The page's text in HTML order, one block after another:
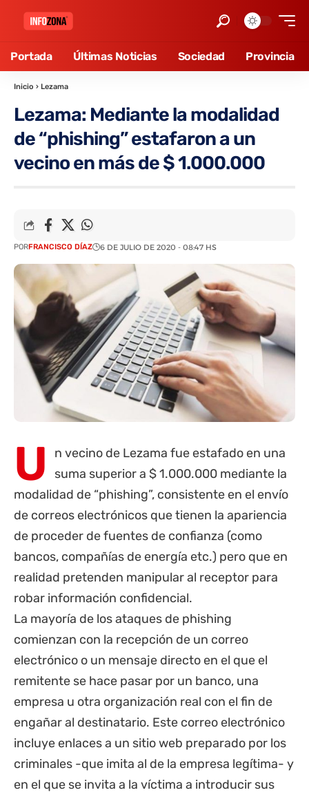
Portada Últimas Noticias Sociedad Provincia
Inicio › Lezama
Lezama: Mediante la modalidad
de “phishing” estafaron a un
vecino en más de $ 1.000.000
PORFRANCISCO DÍAZ 6 DE JULIO DE 2020 - 08:47 HS
U
n vecino de Lezama fue estafado en una
suma superior a $ 1.000.000 mediante la
modalidad de “phishing”, consistente en el envío
de correos electrónicos que tienen la apariencia
de proceder de fuentes de confianza (como
bancos, compañías de energía etc.) pero que en
realidad pretenden manipular al receptor para
robar información confidencial.
La mayoría de los ataques de phishing
comienzan con la recepción de un correo
electrónico o un mensaje directo en el que el
remitente se hace pasar por un banco, una
empresa u otra organización real con el fin de
engañar al destinatario. Este correo electrónico
incluye enlaces a un sitio web preparado por los
criminales -que imita al de la empresa legítima- y
en el que se invita a la víctima a introducir sus